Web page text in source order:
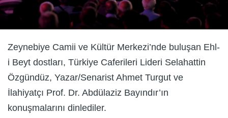
Zeynebiye Camii ve Kültür Merkezi’nde buluşan Ehl-
i Beyt dostları, Türkiye Caferileri Lideri Selahattin
Özgündüz, Yazar/Senarist Ahmet Turgut ve
İlahiyatçı Prof. Dr. Abdülaziz Bayındır’ın
konuşmalarını dinlediler.